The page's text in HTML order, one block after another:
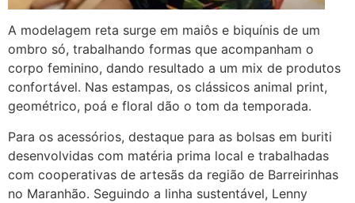
A modelagem reta surge em maiôs e biquínis de um
ombro só, trabalhando formas que acompanham o
corpo feminino, dando resultado a um mix de produtos
confortável. Nas estampas, os clássicos animal print,
geométrico, poá e floral dão o tom da temporada.
Para os acessórios, destaque para as bolsas em buriti
desenvolvidas com matéria prima local e trabalhadas
com cooperativas de artesãs da região de Barreirinhas
no Maranhão. Seguindo a linha sustentável, Lenny